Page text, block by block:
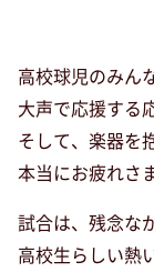
高校球児のみん
大声で応援する
そして、楽器を
本当にお疲れさ
試合は、残念な
高校生らしい熱